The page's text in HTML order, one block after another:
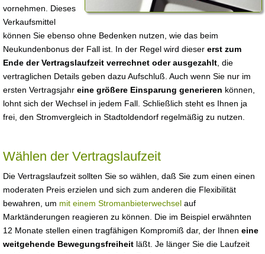
vornehmen. Dieses
Verkaufsmittel
können Sie ebenso ohne Bedenken nutzen, wie das beim
Neukundenbonus der Fall ist. In der Regel wird dieser erst zum
Ende der Vertragslaufzeit verrechnet oder ausgezahlt , die
vertraglichen Details geben dazu Aufschluß. Auch wenn Sie nur im
ersten Vertragsjahr eine größere Einsparung generieren können,
lohnt sich der Wechsel in jedem Fall. Schließlich steht es Ihnen ja
frei, den Stromvergleich in Stadtoldendorf regelmäßig zu nutzen.
Wählen der Vertragslaufzeit
Die Vertragslaufzeit sollten Sie so wählen, daß Sie zum einen einen
moderaten Preis erzielen und sich zum anderen die Flexibilität
bewahren, um mit einem Stromanbieterwechsel auf
Marktänderungen reagieren zu können. Die im Beispiel erwähnten
12 Monate stellen einen tragfähigen Kompromiß dar, der Ihnen eine
weitgehende Bewegungsfreiheit läßt. Je länger Sie die Laufzeit